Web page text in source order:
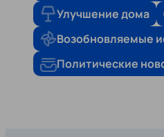
Улучшение дома
Возобновляемые
Политические